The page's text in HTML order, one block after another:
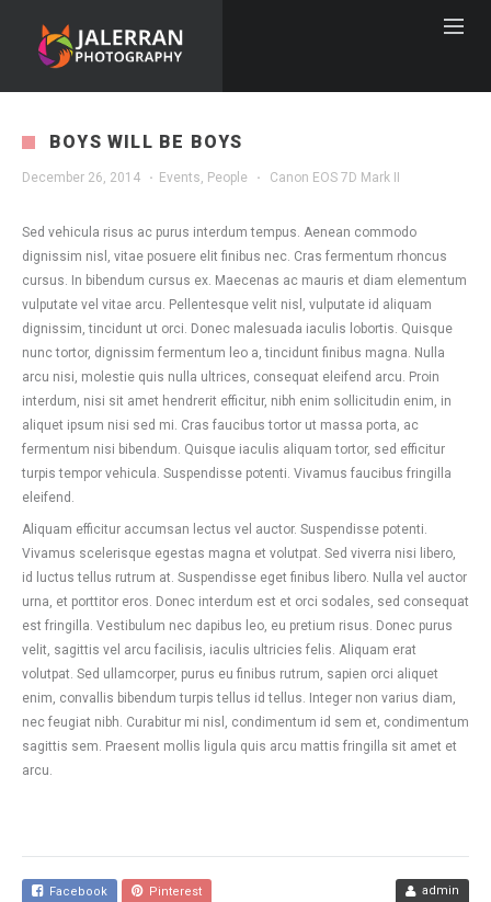
BOYS WILL BE BOYS
December 26, 2014 · Events, People · Canon EOS 7D Mark II
Sed vehicula risus ac purus interdum tempus. Aenean commodo
dignissim nisl, vitae posuere elit finibus nec. Cras fermentum rhoncus
cursus. In bibendum cursus ex. Maecenas ac mauris et diam elementum
vulputate vel vitae arcu. Pellentesque velit nisl, vulputate id aliquam
dignissim, tincidunt ut orci. Donec malesuada iaculis lobortis. Quisque
nunc tortor, dignissim fermentum leo a, tincidunt finibus magna. Nulla
arcu nisi, molestie quis nulla ultrices, consequat eleifend arcu. Proin
interdum, nisi sit amet hendrerit efficitur, nibh enim sollicitudin enim, in
aliquet ipsum nisi sed mi. Cras faucibus tortor ut massa porta, ac
fermentum nisi bibendum. Quisque iaculis aliquam tortor, sed efficitur
turpis tempor vehicula. Suspendisse potenti. Vivamus faucibus fringilla
eleifend.
Aliquam efficitur accumsan lectus vel auctor. Suspendisse potenti.
Vivamus scelerisque egestas magna et volutpat. Sed viverra nisi libero,
id luctus tellus rutrum at. Suspendisse eget finibus libero. Nulla vel auctor
urna, et porttitor eros. Donec interdum est et orci sodales, sed consequat
est fringilla. Vestibulum nec dapibus leo, eu pretium risus. Donec purus
velit, sagittis vel arcu facilisis, iaculis ultricies felis. Aliquam erat
volutpat. Sed ullamcorper, purus eu finibus rutrum, sapien orci aliquet
enim, convallis bibendum turpis tellus id tellus. Integer non varius diam,
nec feugiat nibh. Curabitur mi nisl, condimentum id sem et, condimentum
sagittis sem. Praesent mollis ligula quis arcu mattis fringilla sit amet et
arcu.
Facebook Pinterest admin